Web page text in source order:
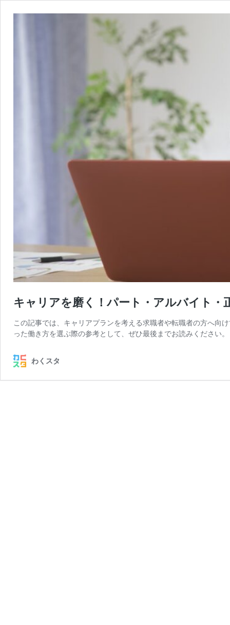
キャリアを磨く！パート・アルバイト・
この記事では、キャリアプランを考える求職者や転職者の方へ向
った働き方を選ぶ際の参考として、ぜひ最後までお読みください
わくスタ